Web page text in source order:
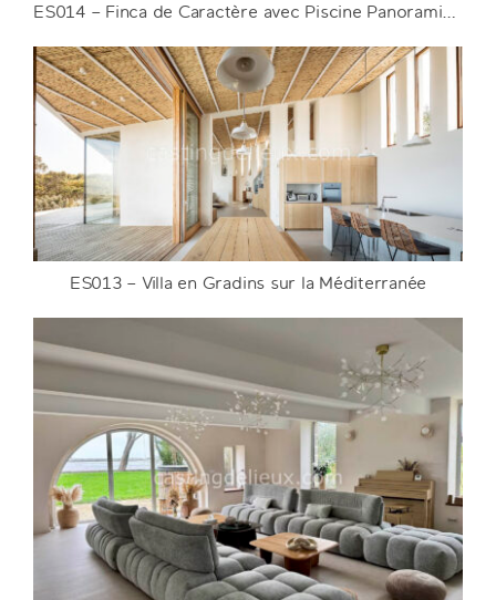
ES014 – Finca de Caractère avec Piscine
Panoramique
DETAILS
ES014 – Finca de Caractère avec Piscine Panoramique
ES013 – Villa en Gradins sur la Méditerranée
DETAILS
ES013 – Villa en Gradins sur la Méditerranée